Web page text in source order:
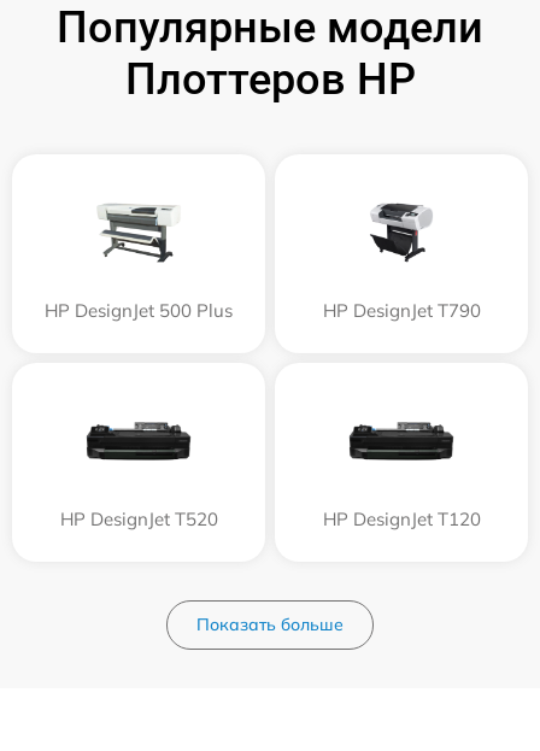
Популярные модели
Плоттеров HP
HP DesignJet 500 Plus HP DesignJet T790
HP DesignJet T520 HP DesignJet T120
Показать больше